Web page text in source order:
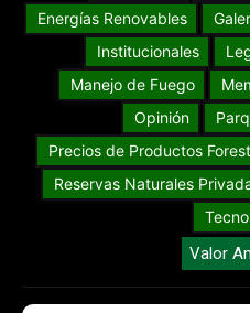
Energías Renovables
Institucionales
Manejo de Fuego
Opinión
Precios de Productos
Reservas Naturales
Valor